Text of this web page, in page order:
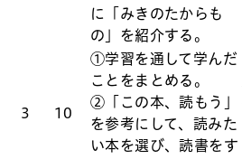
に「みきのたからも
の」を紹介する。
3 10
①学習を通して学んだ
ことをまとめる。
②「この本、読もう」
を参考にして、読みた
い本を選び、読書をす